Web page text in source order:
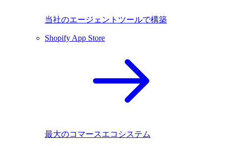
当社のエージェントツールで構築
Shopify App Store
最大のコマースエコシステム